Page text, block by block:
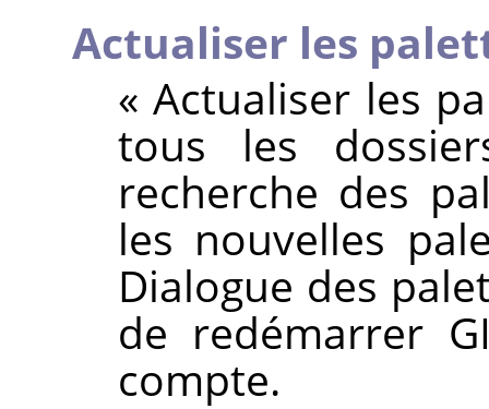
Actualiser les
«Actualiser les
tous les
recherche des
les nouvelles
Dialogue des
de redémarrer
compte.